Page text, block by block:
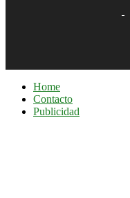
Home
Contacto
Publicidad